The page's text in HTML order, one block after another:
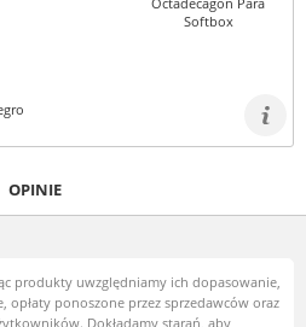
OPINIE
produkty uwzględniamy ich dopasowanie,
ponoszone przez sprzedawców oraz
Dokładamy starań, aby